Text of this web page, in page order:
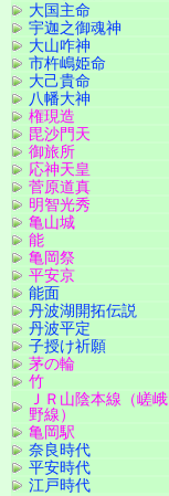
大国主命
宇迦之御魂神
大山咋神
市杵嶋姫命
大己貴命
八幡大神
権現造
毘沙門天
御旅所
応神天皇
菅原道真
明智光秀
亀山城
能
亀岡祭
平安京
能面
丹波湖開拓伝説
丹波平定
子授け祈願
茅の輪
竹
ＪＲ山陰本線（嵯峨
野線）
亀岡駅
奈良時代
平安時代
江戸時代